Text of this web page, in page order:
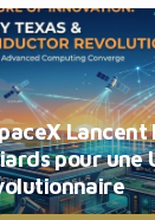
Lancent
pour une